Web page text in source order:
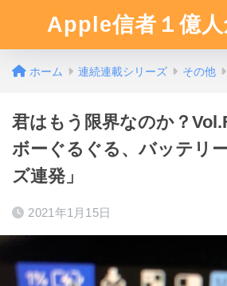
Apple信者１億人
ホーム 連続連載シリーズ その他
君はもう限界なのか？
ボーぐるぐる、バッテリ
ズ連発」
2021年1月15日